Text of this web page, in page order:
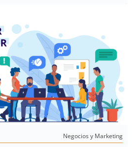
a conocer.
Negocios y Marketing